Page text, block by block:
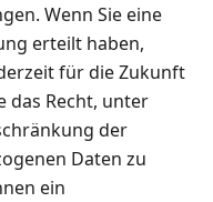
Wenn Sie eine
erteilt haben,
für die Zukunft
das Recht, unter
der
Daten zu
ein